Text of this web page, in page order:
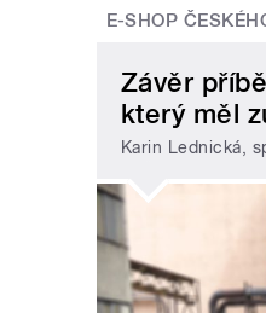
E-SHOP
Závěr
který měl
Karin Lednická,